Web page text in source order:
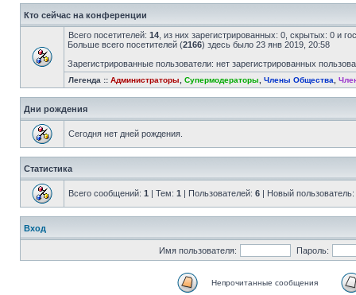
Кто сейчас на конференции
Всего посетителей: 14 , из них зарегистрированных: 0, скрытых: 0 и
Больше всего посетителей (2166) здесь было 23 янв 2019, 20:58
Зарегистрированные пользователи: нет зарегистрированных
Легенда :: Администраторы Супермодераторы Члены Общества
Дни рождения
Сегодня нет дней рождения.
Статистика
Всего сообщений: 1 | Тем: 1 | Пользователей: 6 | Новый пользователь:
Вход
Имя пользователя: Пароль:
Непрочитанные сообщения